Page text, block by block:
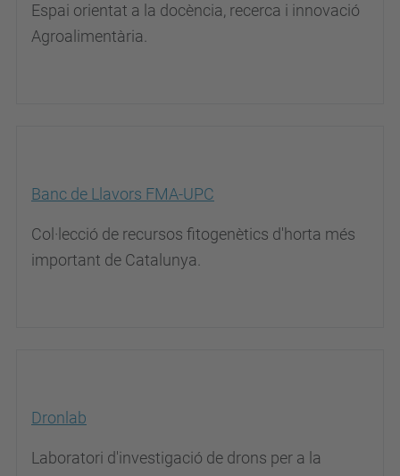
Espai orientat a la docència, recerca i innovació
Agroalimentària.
Banc de Llavors FMA-UPC
Col·lecció de recursos fitogenètics d'horta més
important de Catalunya.
Dronlab
Laboratori d'investigació de drons per a la